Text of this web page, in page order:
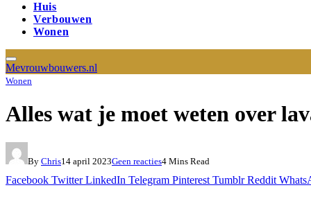
Huis
Verbouwen
Wonen
Mevrouwbouwers.nl
Wonen
Alles wat je moet weten over
By Chris14 april 2023Geen reacties4 Mins Read
Facebook Twitter LinkedIn Telegram Pinterest Tumblr Reddit